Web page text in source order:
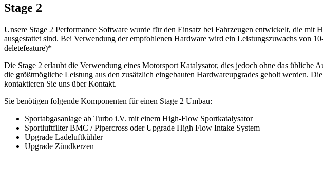
Stage 2
Unsere Stage 2 Performance Software wurde für den Einsatz bei Fahrzeugen entwickelt, die
ausgestattet sind. Bei Verwendung der empfohlenen Hardware wird ein Leistungszuwachs von
deletefeature)*
Die Stage 2 erlaubt die Verwendung eines Motorsport Katalysator, dies jedoch ohne das
die größtmögliche Leistung aus den zusätzlich eingebauten Hardwareupgrades geholt werden.
kontaktieren Sie uns über Kontakt.
Sie benötigen folgende Komponenten für einen Stage 2 Umbau:
Sportabgasanlage ab Turbo i.V. mit einem High-Flow Sportkatalysator
Sportluftfilter BMC / Pipercross oder Upgrade High Flow Intake System
Upgrade Ladeluftkühler
Upgrade Zündkerzen